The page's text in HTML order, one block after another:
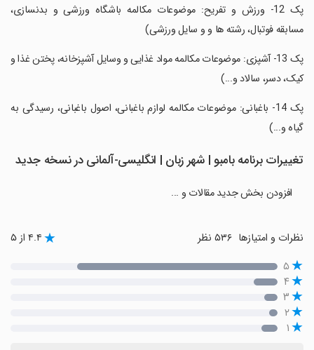
‏پک 12- ورزش و تفریح: موضوعات مکالمه باشگاه ورزشی و بدنسازی،
مسابقه فوتبال، رشته ها و و سایل ورزشی)
‏پک 13- آشپزی: موضوعات مکالمه مواد غذایی و وسایل آشپزخانه، پختن غذا و
کیک، دسر، سالاد و...)
‏پک 14- باغبانی: موضوعات مکالمه لوازم باغبانی، اصول باغبانی، رسیدگی به
گیاه و...)
تغییرات برنامه بامبو | شهر زبان | انگلیسی-آلمانی در نسخه جدید
افزودن بخش جدید مقالات و ...
نظرات و امتیازها ۴.۴ از ۵
۵
۴
۳
۲
۱